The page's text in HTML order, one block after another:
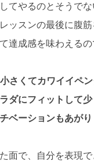
てやるのとそうで
ッスンの最後に腹
達成感を味わえる
さくてカワイイペ
ダにフィットして
ベーションもあが
面で、自分を表現